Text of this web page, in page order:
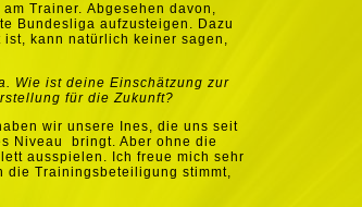
Trainer. Abgesehen davon,
Bundesliga aufzusteigen. Dazu
kann natürlich keiner sagen,
Wie ist deine Einschätzung zur
für die Zukunft?
wir unsere Ines, die uns seit
Niveau bringt. Aber ohne die
ausspielen.
Ich freue mich sehr
die Trainingsbeteiligung stimmt,